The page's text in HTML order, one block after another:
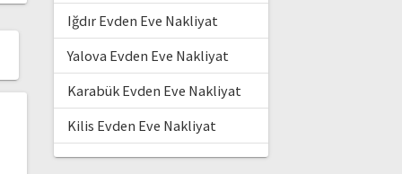
Iğdır Evden Eve Nakliyat
Yalova Evden Eve Nakliyat
Karabük Evden Eve Nakliyat
Kilis Evden Eve Nakliyat